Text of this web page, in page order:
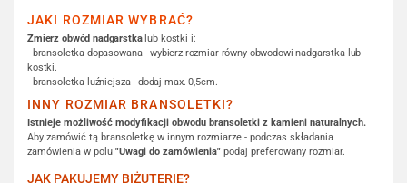
JAKI ROZMIAR WYBRAĆ?
Zmierz obwód nadgarstkalub kostki i:
- bransoletka dopasowana - wybierz rozmiar równy obwodowi nadgarstka lub
kostki.
- bransoletka luźniejsza - dodaj max. 0,5cm.
INNY ROZMIAR BRANSOLETKI?
Istnieje możliwość modyfikacji obwodu bransoletki z kamieni naturalnych.
Aby zamówić tą bransoletkę w innym rozmiarze - podczas składania
zamówienia w polu "Uwagi do zamówienia" podaj preferowany rozmiar.
JAK PAKUJEMY BIŻUTERIĘ?